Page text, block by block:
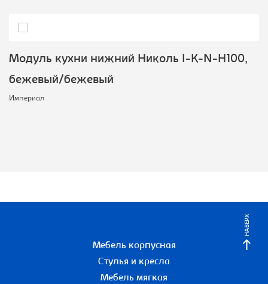
Модуль кухни нижний Николь I-K-N-H100,
бежевый/бежевый
Империал
НАВЕРХ
Мебель корпусная
Стулья и кресла
Мебель мягкая